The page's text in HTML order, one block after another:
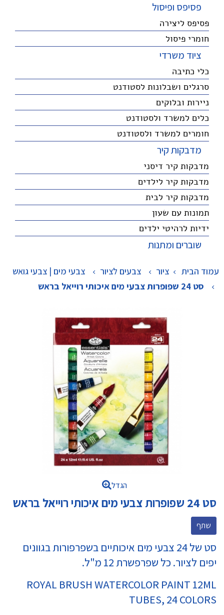
פסיפס ופיסול
פסיפס ליצירה
חומרי פיסול
ציוד משרדי
כלי כתיבה
סרגלים ושבלונות לסטודנט
ניירות ובלוקים
כלים למשרד ולסטודנט
חומרים למשרד ולסטודנט
מדבקות קיר
מדבקות קיר דיסני
מדבקות קיר לילדים
מדבקות קיר לבית
תמונות עם שעון
ידיות לרהיטי ילדים
שוברים ומתנות
עמוד הבית ציור > צבעים לציור > צבעי מים | צבעי גואש
> סט 24 שפופרות צבעי מים איכותי רוייאל בראש
הגדל
סט 24 שפופרות צבעי מים איכותי רוייאל בראש
שתף
סט של 24 צבעי מים איכותיים בשפרפורות בגוונים
יפים לציור. כל שפרפשרת 12 מ"ל.
ROYAL BRUSH WATERCOLOR PAINT 12ML
TUBES, 24 COLORS